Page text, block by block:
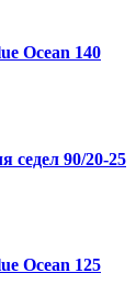
Ocean 140
седел 90/20-25
Ocean 125